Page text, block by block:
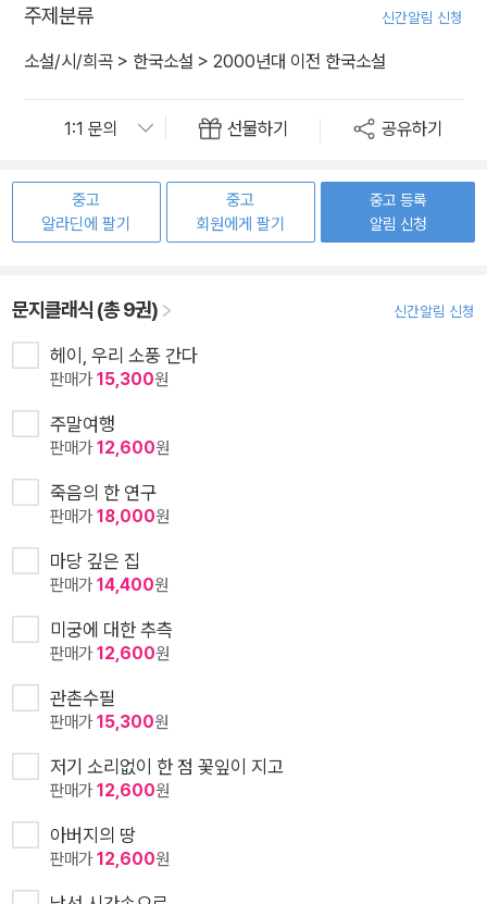
주제분류 신간알림 신청
소설/시/희곡 > 한국소설 > 2000년대 이전 한국소설
선물하기 공유하기
중고
알라딘에 팔기
중고
회원에게 팔기
중고 등록
알림 신청
문지클래식 (총 9권) 신간알림 신청
헤이, 우리 소풍 간다
판매가15,300원
주말여행
판매가12,600원
죽음의 한 연구
판매가18,000원
마당 깊은 집
판매가14,400원
미궁에 대한 추측
판매가12,600원
관촌수필
판매가15,300원
저기 소리없이 한 점 꽃잎이 지고
판매가12,600원
아버지의 땅
판매가12,600원